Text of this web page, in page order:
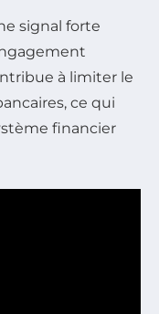
signal forte
à limiter le
ce qui
financier